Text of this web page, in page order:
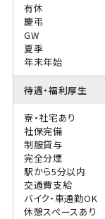
有休
慶弔
GW
夏季
年末年始
待遇・福利厚生
寮・社宅あり
社保完備
制服貸与
完全分煙
駅から5分以内
交通費支給
バイク・車通勤OK
休憩スペースあり